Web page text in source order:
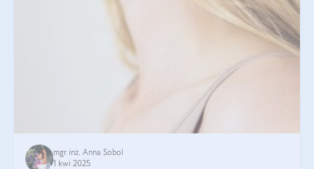
mgr inż. Anna Sobol
1 kwi 2025